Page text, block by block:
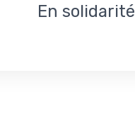
En solidarité